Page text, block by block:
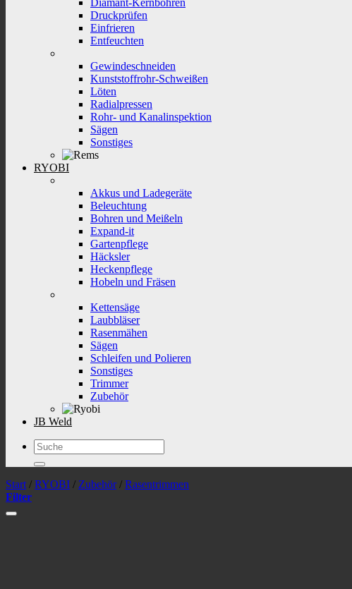
Diamant-Kernbohren
Druckprüfen
Einfrieren
Entfeuchten
Gewindeschneiden
Kunststoffrohr-Schweißen
Löten
Radialpressen
Rohr- und Kanalinspektion
Sägen
Sonstiges
RYOBI
Akkus und Ladegeräte
Beleuchtung
Bohren und Meißeln
Expand-it
Gartenpflege
Häcksler
Heckenpflege
Hobeln und Fräsen
Kettensäge
Laubbläser
Rasenmähen
Sägen
Schleifen und Polieren
Sonstiges
Trimmer
Zubehör
JB Weld
Suchen
nach:
Start / RYOBI / Zubehör / Rasentrimmen
Filter